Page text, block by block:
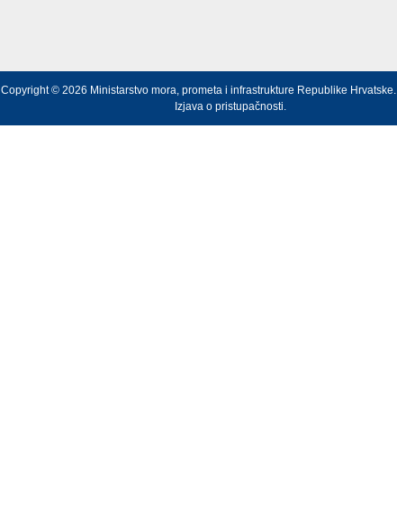
Copyright © 2026 Ministarstvo mora, prometa i infrastrukture Republike Hrvatske.
Izjava o pristupačnosti.